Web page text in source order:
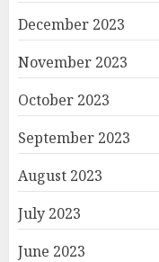
December 2023
November 2023
October 2023
September 2023
August 2023
July 2023
June 2023